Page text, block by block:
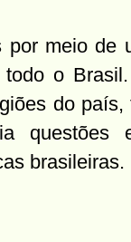
meio de
o
do
questões
brasileiras.